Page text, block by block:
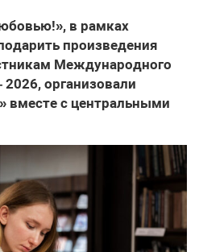
в рамках
произведения
Международного
организовали
вместе с центральными